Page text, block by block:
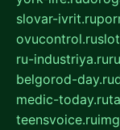
slovar-ivrit.ru
ovucontrol.ru
ru-industriya.ru
belgorod-day.ru
medic-today.ru
teensvoice.ru